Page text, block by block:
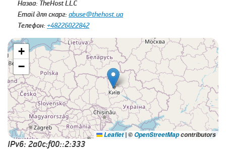
Назва: TheHost LLC
Email для скарг:abuse@thehost.ua
Телефон:+48226022842
+
−
Leaflet |©OpenStreetMapcontributors
IPv6: 2a0c:f00::2:333